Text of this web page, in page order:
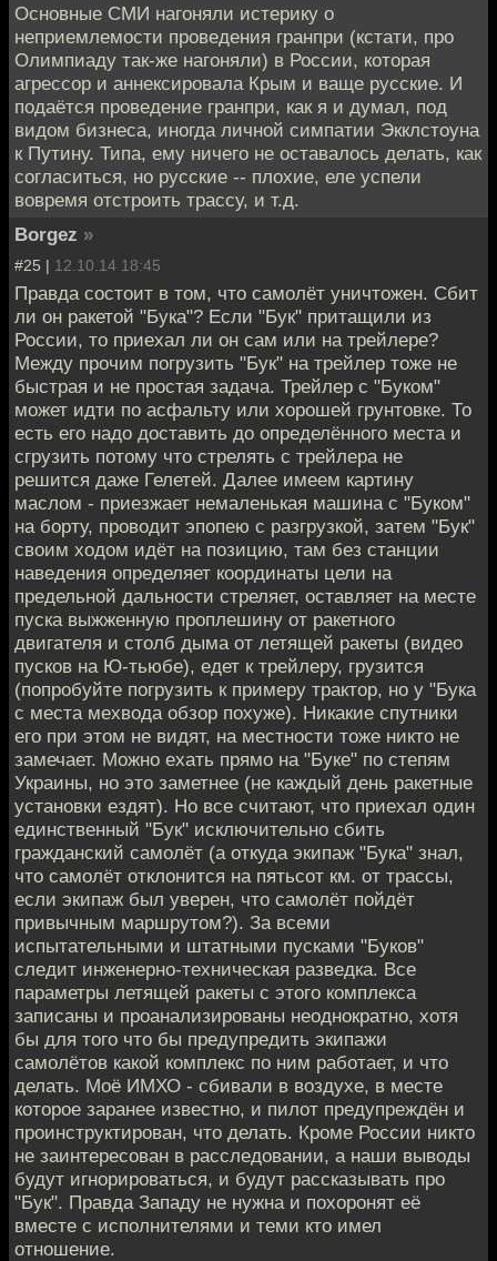
Основные СМИ нагоняли истерику о
неприемлемости проведения гранпри (кстати, про
Олимпиаду так-же нагоняли) в России, которая
агрессор и аннексировала Крым и ваще русские. И
подаётся проведение гранпри, как я и думал, под
видом бизнеса, иногда личной симпатии Экклстоуна
к Путину. Типа, ему ничего не оставалось делать, как
согласиться, но русские -- плохие, еле успели
вовремя отстроить трассу, и т.д.
Borgez »
#25 | 12.10.14 18:45
Правда состоит в том, что самолёт уничтожен. Сбит
ли он ракетой "Бука"? Если "Бук" притащили из
России, то приехал ли он сам или на трейлере?
Между прочим погрузить "Бук" на трейлер тоже не
быстрая и не простая задача. Трейлер с "Буком"
может идти по асфальту или хорошей грунтовке. То
есть его надо доставить до определённого места и
сгрузить потому что стрелять с трейлера не
решится даже Гелетей. Далее имеем картину
маслом - приезжает немаленькая машина с "Буком"
на борту, проводит эпопею с разгрузкой, затем "Бук"
своим ходом идёт на позицию, там без станции
наведения определяет координаты цели на
предельной дальности стреляет, оставляет на месте
пуска выжженную проплешину от ракетного
двигателя и столб дыма от летящей ракеты (видео
пусков на Ю-тьюбе), едет к трейлеру, грузится
(попробуйте погрузить к примеру трактор, но у "Бука
с места мехвода обзор похуже). Никакие спутники
его при этом не видят, на местности тоже никто не
замечает. Можно ехать прямо на "Буке" по степям
Украины, но это заметнее (не каждый день ракетные
установки ездят). Но все считают, что приехал один
единственный "Бук" исключительно сбить
гражданский самолёт (а откуда экипаж "Бука" знал,
что самолёт отклонится на пятьсот км. от трассы,
если экипаж был уверен, что самолёт пойдёт
привычным маршрутом?). За всеми
испытательными и штатными пусками "Буков"
следит инженерно-техническая разведка. Все
параметры летящей ракеты с этого комплекса
записаны и проанализированы неоднократно, хотя
бы для того что бы предупредить экипажи
самолётов какой комплекс по ним работает, и что
делать. Моё ИМХО - сбивали в воздухе, в месте
которое заранее известно, и пилот предупреждён и
проинструктирован, что делать. Кроме России никто
не заинтересован в расследовании, а наши выводы
будут игнорироваться, и будут рассказывать про
"Бук". Правда Западу не нужна и похоронят её
вместе с исполнителями и теми кто имел
отношение.